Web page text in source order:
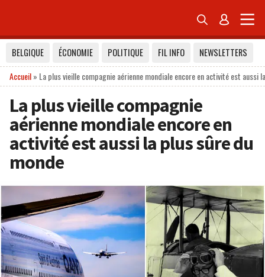
 
BELGIQUE ÉCONOMIE POLITIQUE FIL INFO
NEWSLETTERS
Accueil» La plus vieille compagnie aérienne mondiale encore en activité est aussi
La plus vieille compagnie
aérienne mondiale encore en
activité est aussi la plus sûre du
monde